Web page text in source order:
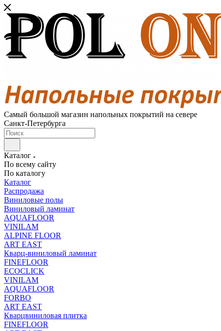
Самый большой магазин напольных покрытий на севере
Санкт-Петербурга
Каталог
По всему сайту
По каталогу
Каталог
Распродажа
Виниловые полы
Виниловый ламинат
AQUAFLOOR
VINILAM
ALPINE FLOOR
ART EAST
Кварц-виниловый ламинат
FINEFLOOR
ECOCLICK
VINILAM
AQUAFLOOR
FORBO
ART EAST
Кварцвиниловая плитка
FINEFLOOR